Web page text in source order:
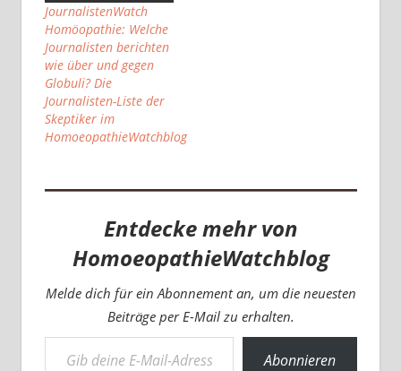
Journalisten sind
ebenso käuflich wie
andere Berufsgruppen
auch, wie dieser
Artikel über
Homöopathie zeigt.
Das mag manchen
Leser ernüchtern. Aber
JournalistenWatch
Homöopathie: Welche
Journalisten berichten
wie über und gegen
Globuli? Die
Journalisten-Liste der
Skeptiker im
HomoeopathieWatchblog
Entdecke mehr von
HomoeopathieWatchblog
Melde dich für ein Abonnement an, um die neuesten
Beiträge per E-Mail zu erhalten.
Gib deine E-Mail-Adresse ein ...
Abonnieren